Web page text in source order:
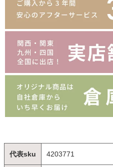
代表sku 4203771